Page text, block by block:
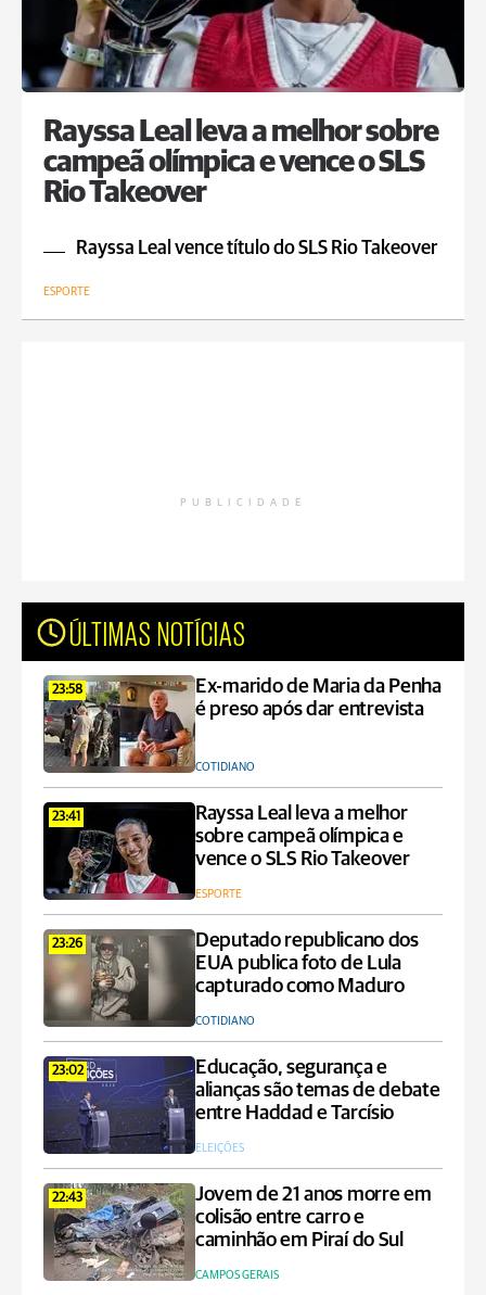
Rayssa Leal leva a melhor sobre
campeã olímpica e vence o SLS
Rio Takeover
Rayssa Leal vence título do SLS Rio Takeover
ESPORTE
PUBLICIDADE
ÚLTIMAS NOTÍCIAS
23:58
Ex-marido de Maria da Penha
é preso após dar entrevista
COTIDIANO
23:41
Rayssa Leal leva a melhor
sobre campeã olímpica e
vence o SLS Rio Takeover
ESPORTE
23:26
Deputado republicano dos
EUA publica foto de Lula
capturado como Maduro
COTIDIANO
23:02
Educação, segurança e
alianças são temas de debate
entre Haddad e Tarcísio
ELEIÇÕES
22:43
Jovem de 21 anos morre em
colisão entre carro e
caminhão em Piraí do Sul
CAMPOS GERAIS